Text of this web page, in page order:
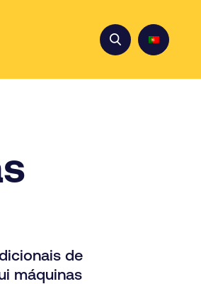
de
máquinas